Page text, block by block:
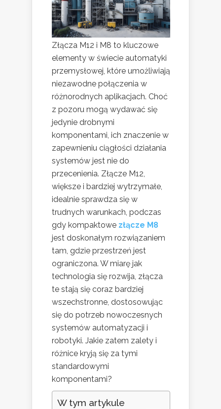
Złącza M12 i M8 to kluczowe
elementy w świecie automatyki
przemysłowej, które umożliwiają
niezawodne połączenia w
różnorodnych aplikacjach. Choć
z pozoru mogą wydawać się
jedynie drobnymi
komponentami, ich znaczenie w
zapewnieniu ciągłości działania
systemów jest nie do
przecenienia. Złącze M12,
większe i bardziej wytrzymałe,
idealnie sprawdza się w
trudnych warunkach, podczas
gdy kompaktowe złącze M8
jest doskonałym rozwiązaniem
tam, gdzie przestrzeń jest
ograniczona. W miarę jak
technologia się rozwija, złącza
te stają się coraz bardziej
wszechstronne, dostosowując
się do potrzeb nowoczesnych
systemów automatyzacji i
robotyki. Jakie zatem zalety i
różnice kryją się za tymi
standardowymi
komponentami?
W tym artykule